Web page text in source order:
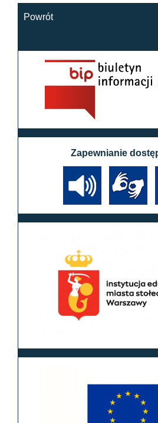
Powrót
Zapewnianie